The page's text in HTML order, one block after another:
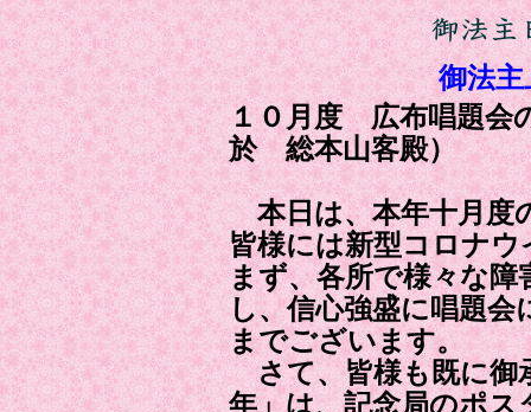
御法主
１０月度 広布唱題
於 総本山客殿）
本日は、本年十月度
皆様には新型コロナ
まず、各所で様々な
し、信心強盛に唱題会
までございます。
さて、皆様も既に御
年」は、記念局のポ